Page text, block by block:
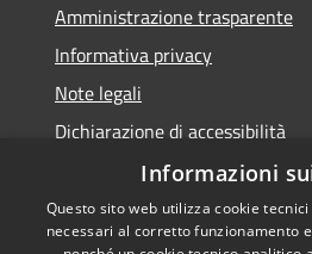
Amministrazione trasparente
Informativa privacy
Note legali
Dichiarazione di accessibilità
Informazioni
Questo sito web utilizza cookie
necessari al corretto funzionamento